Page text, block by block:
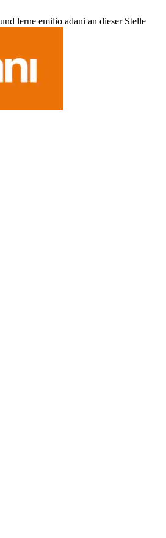
lerne emilio adani an dieser Stelle